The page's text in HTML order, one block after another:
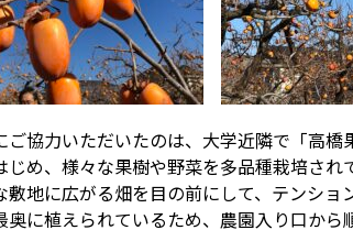
ご協力いただいたのは、大学近隣で「高橋
じめ、様々な果樹や野菜を多品種栽培され
敷地に広がる畑を目の前にして、テンショ
奥に植えられているため、農園入り口から